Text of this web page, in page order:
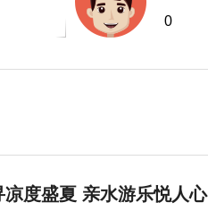
0
凉度盛夏 亲水游乐悦人心